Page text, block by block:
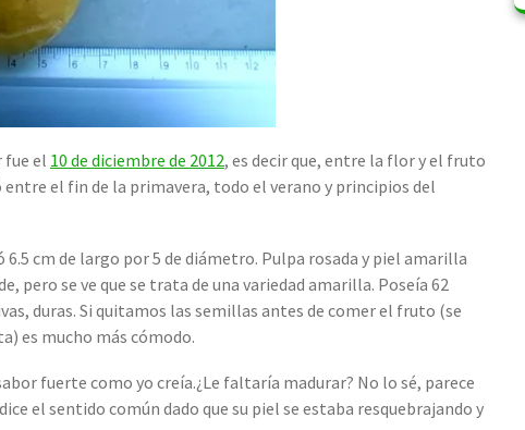
el 10 de diciembre de 2012, es decir que, entre la flor y el fruto
el fin de la primavera, todo el verano y principios del
cm de largo por 5 de diámetro. Pulpa rosada y piel amarilla
pero se ve que se trata de una variedad amarilla. Poseía 62
duras. Si quitamos las semillas antes de comer el fruto (se
es mucho más cómodo.
fuerte como yo creía.¿Le faltaría madurar? No lo sé, parece
el sentido común dado que su piel se estaba resquebrajando y